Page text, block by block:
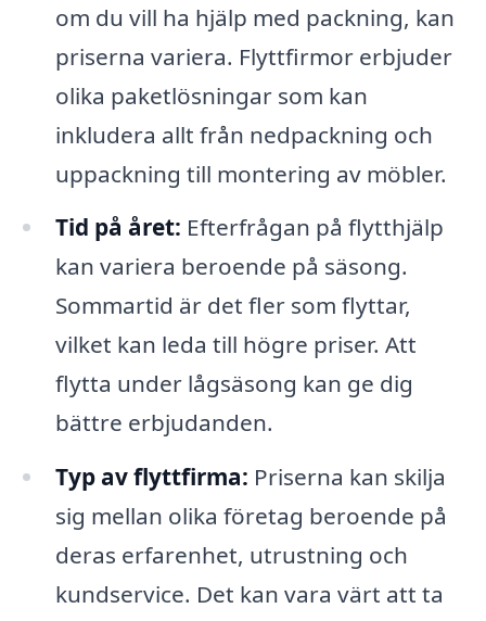
om du vill ha hjälp med packning, kan
priserna variera. Flyttfirmor erbjuder
olika paketlösningar som kan
inkludera allt från nedpackning och
uppackning till montering av möbler.
Tid på året: Efterfrågan på flytthjälp
kan variera beroende på säsong.
Sommartid är det fler som flyttar,
vilket kan leda till högre priser. Att
flytta under lågsäsong kan ge dig
bättre erbjudanden.
Typ av flyttfirma: Priserna kan skilja
sig mellan olika företag beroende på
deras erfarenhet, utrustning och
kundservice. Det kan vara värt att ta